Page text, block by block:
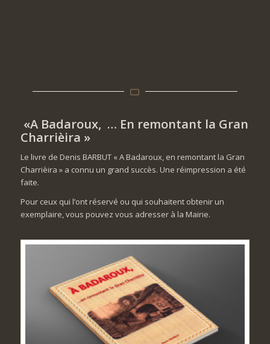
«A Badaroux, … En remontant la Gran
Charrièira »
Le livre de Denis BARBUT « A Badaroux, en remontant la Gran
Charrièira » a connu un grand succès. Une réimpression a été
faite.
Pour ceux qui l’ont réservé ou qui souhaitent obtenir un
exemplaire, vous pouvez vous adresser à la Mairie.